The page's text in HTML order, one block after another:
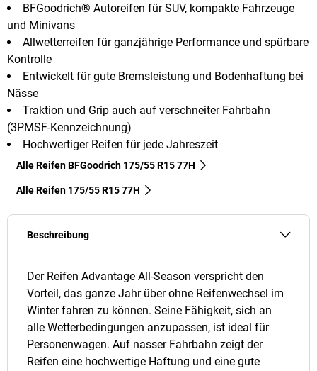
BFGoodrich® Autoreifen für SUV, kompakte Fahrzeuge
und Minivans
Allwetterreifen für ganzjährige Performance und spürbare
Kontrolle
Entwickelt für gute Bremsleistung und Bodenhaftung bei
Nässe
Traktion und Grip auch auf verschneiter Fahrbahn
(3PMSF-Kennzeichnung)
Hochwertiger Reifen für jede Jahreszeit
Alle Reifen BFGoodrich 175/55 R15 77H
Alle Reifen‎ 175/55 R15 77H
Beschreibung
Der Reifen Advantage All-Season verspricht den
Vorteil, das ganze Jahr über ohne Reifenwechsel im
Winter fahren zu können. Seine Fähigkeit, sich an
alle Wetterbedingungen anzupassen, ist ideal für
Personenwagen. Auf nasser Fahrbahn zeigt der
Reifen eine hochwertige Haftung und eine gute